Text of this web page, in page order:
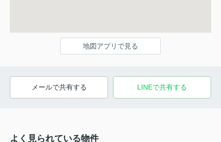
地図アプリで見る
メールで共有する LINEで共有する
よく見られている物件